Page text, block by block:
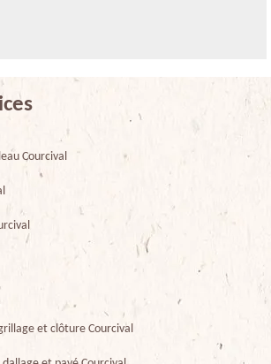
Courcival
et clôture Courcival